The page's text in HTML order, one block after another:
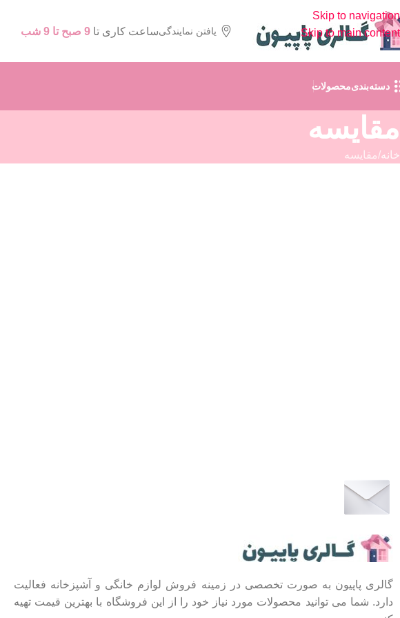
Skip to navigation
Skip to main content
یافتن نمایندگیساعت کاری تا 9 صبح تا 9 شب
دسته‌بندی‌محصولات
مقایسه
خانه مقایسه
گالری پاپیون به صورت تخصصی در زمینه فروش لوازم خانگی و آشپزخانه فعالیت
دارد. شما می توانید محصولات مورد نیاز خود را از این فروشگاه با بهترین قیمت تهیه